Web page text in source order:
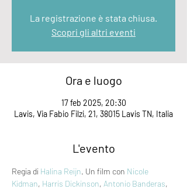
La registrazione è stata chiusa.
Scopri gli altri eventi
Ora e luogo
17 feb 2025, 20:30
Lavis, Via Fabio Filzi, 21, 38015 Lavis TN, Italia
L'evento
Regia di Halina Reijn. Un film con Nicole
Kidman, Harris Dickinson, Antonio Banderas,